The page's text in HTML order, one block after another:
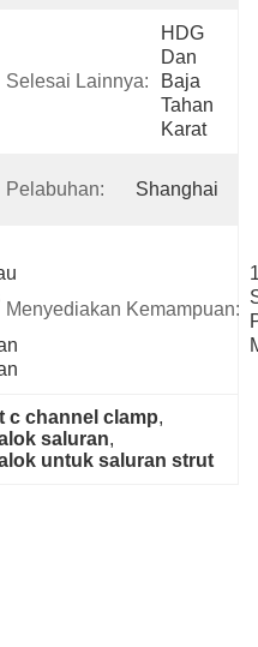
Selesai Lainnya:
HDG
Dan
Baja
Tahan
Karat
Pelabuhan: Shanghai
Menyediakan Kemampuan:
c channel clamp,
saluran,
untuk saluran strut